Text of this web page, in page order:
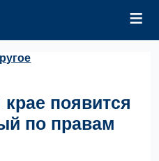
≡
появится
по правам